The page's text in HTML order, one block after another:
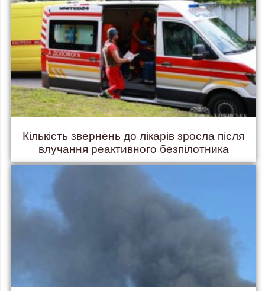
Кількість звернень до лікарів зросла після
влучання реактивного безпілотника